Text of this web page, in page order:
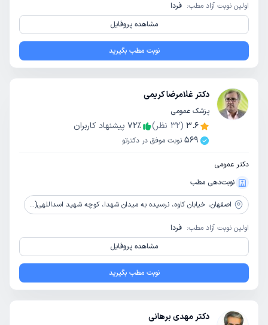
اولین نوبت آزاد مطب: فردا
مشاهده پروفایل
نوبت مطب بگیرید
دکتر غلامرضا کریمی
پزشک عمومی
3.6
(
32 نظر) 72٪
پیشنهاد کاربران
569 نوبت موفق در دکترتو
دکتر عمومی
نوبت‌دهی مطب
اصفهان، خیابان کاوه، نرسیده به میدان شهدا، کوچه شهید اسداللهی(2/2)، پلاک 10
اولین نوبت آزاد مطب: فردا
مشاهده پروفایل
نوبت مطب بگیرید
دکتر مهدی برهانی